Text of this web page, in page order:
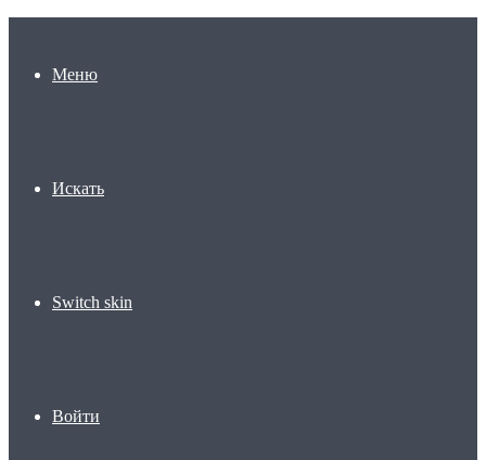
Меню
Искать
Switch skin
Войти